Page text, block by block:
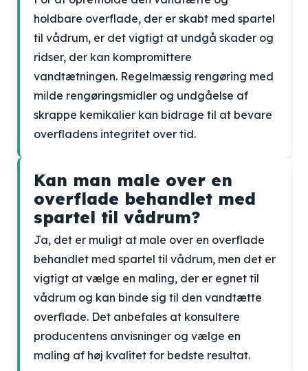
holdbare overflade, der er skabt med spartel
til vådrum, er det vigtigt at undgå skader og
ridser, der kan kompromittere
vandtætningen. Regelmæssig rengøring med
milde rengøringsmidler og undgåelse af
skrappe kemikalier kan bidrage til at bevare
overfladens integritet over tid.
Kan man male over en
overflade behandlet med
spartel til vådrum?
Ja, det er muligt at male over en overflade
behandlet med spartel til vådrum, men det er
vigtigt at vælge en maling, der er egnet til
vådrum og kan binde sig til den vandtætte
overflade. Det anbefales at konsultere
producentens anvisninger og vælge en
maling af høj kvalitet for bedste resultat.